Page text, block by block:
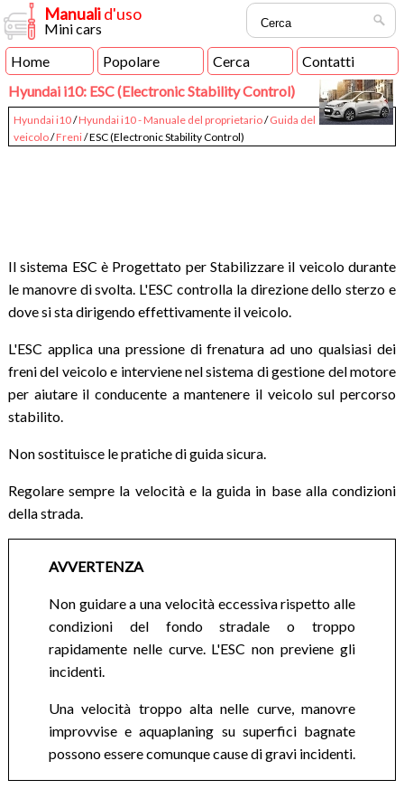
Manualid'uso
Mini cars
Home
Popolare Cerca
Contatti
Hyundai i10: ESC (Electronic Stability Control)
Hyundai i10/Hyundai i10 - Manuale del proprietario/Guida del
veicolo/Freni/ ESC (Electronic Stability Control)
Il sistema ESC è Progettato per Stabilizzare il veicolo durante
le manovre di svolta. L'ESC controlla la direzione dello sterzo e
dove si sta dirigendo effettivamente il veicolo.
L'ESC applica una pressione di frenatura ad uno qualsiasi dei
freni del veicolo e interviene nel sistema di gestione del motore
per aiutare il conducente a mantenere il veicolo sul percorso
stabilito.
Non sostituisce le pratiche di guida sicura.
Regolare sempre la velocità e la guida in base alla condizioni
della strada.
AVVERTENZA
Non guidare a una velocità eccessiva rispetto alle
condizioni del fondo stradale o troppo
rapidamente nelle curve. L'ESC non previene gli
incidenti.
Una velocità troppo alta nelle curve, manovre
improvvise e aquaplaning su superfici bagnate
possono essere comunque cause di gravi incidenti.